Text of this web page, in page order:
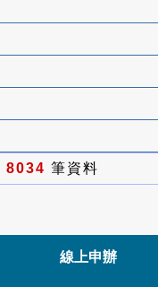
8034 筆資料
線上申辦